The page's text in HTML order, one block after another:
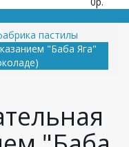
пастилы
"Баба Яга"